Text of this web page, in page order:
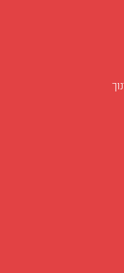
ללימודי רפואה...